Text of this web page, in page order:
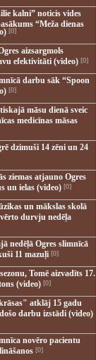
kalni” noticis vides
“Meža dienas
[0]
aizsargmols
efektivitāti (video)[0]
darbu sāk “Spoon
[0]
māsu dienā sveic
medicīnas māsas
dzimuši 14 zēni un 24
ziemas atjauno Ogres
un ielas (video)[0]
un mākslas skolā
durvju nedēļa
nedēļā Ogres slimnīcā
11 mazuļi[0]
Tomē aizvadīts 17.
(video)[0]
atklāj 15 gadu
darbu izstādi (video)
novēro pacientu
[0]